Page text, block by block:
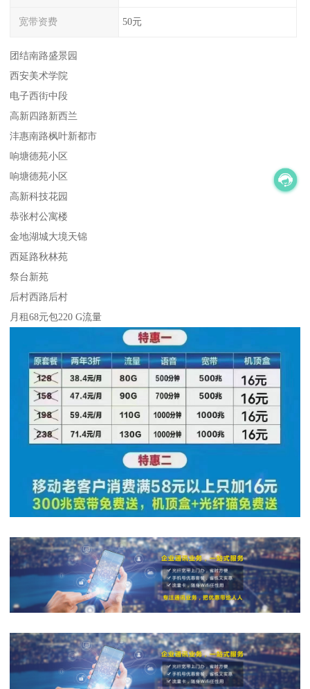
宽带资费 50元
团结南路盛景园
西安美术学院
电子西街中段
高新四路新西兰
沣惠南路枫叶新都市
响塘德苑小区
响塘德苑小区
高新科技花园
恭张村公寓楼
金地湖城大境天锦
西延路秋林苑
祭台新苑
后村西路后村
月租68元包220 G流量